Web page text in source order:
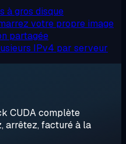
à gros disque
votre propre image
partagée
IPv4 par serveur
CUDA complète
arrêtez, facturé à la